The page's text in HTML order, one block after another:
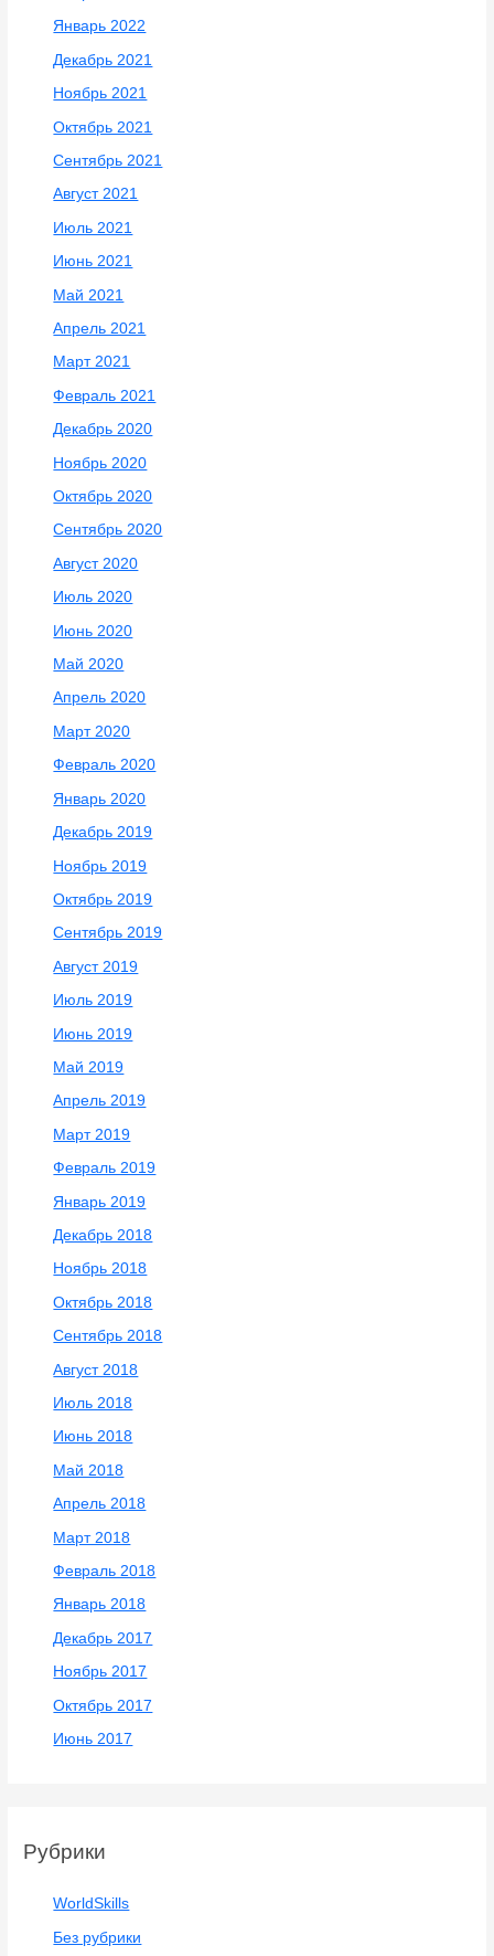
Январь 2022
Декабрь 2021
Ноябрь 2021
Октябрь 2021
Сентябрь 2021
Август 2021
Июль 2021
Июнь 2021
Май 2021
Апрель 2021
Март 2021
Февраль 2021
Декабрь 2020
Ноябрь 2020
Октябрь 2020
Сентябрь 2020
Август 2020
Июль 2020
Июнь 2020
Май 2020
Апрель 2020
Март 2020
Февраль 2020
Январь 2020
Декабрь 2019
Ноябрь 2019
Октябрь 2019
Сентябрь 2019
Август 2019
Июль 2019
Июнь 2019
Май 2019
Апрель 2019
Март 2019
Февраль 2019
Январь 2019
Декабрь 2018
Ноябрь 2018
Октябрь 2018
Сентябрь 2018
Август 2018
Июль 2018
Июнь 2018
Май 2018
Апрель 2018
Март 2018
Февраль 2018
Январь 2018
Декабрь 2017
Ноябрь 2017
Октябрь 2017
Июнь 2017
Рубрики
WorldSkills
Без рубрики